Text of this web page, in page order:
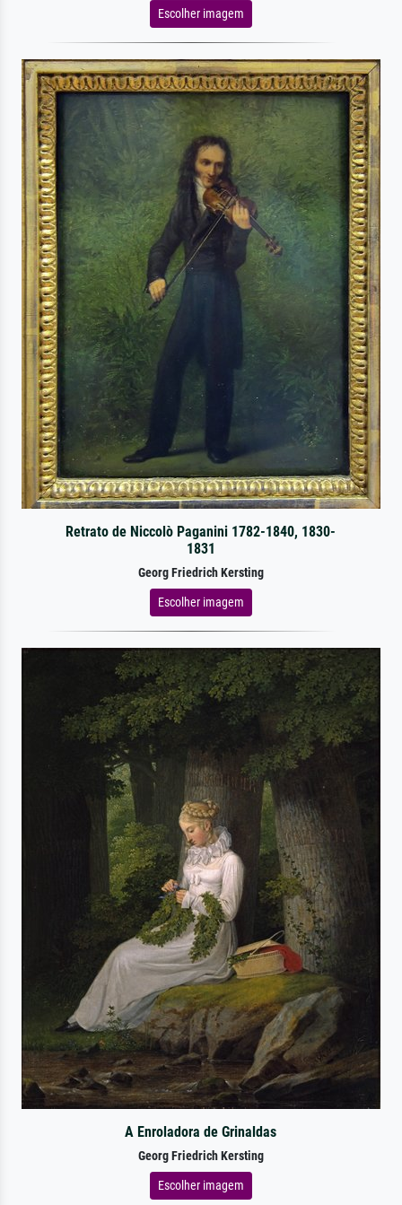
Escolher imagem
Retrato de Niccolò Paganini 1782-1840, 1830-
1831
Georg Friedrich Kersting
Escolher imagem
A Enroladora de Grinaldas
Georg Friedrich Kersting
Escolher imagem